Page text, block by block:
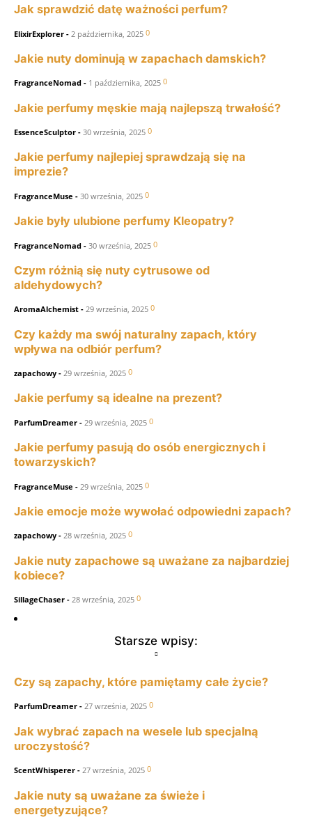
Jak sprawdzić datę ważności perfum?
ElixirExplorer - 2 października, 2025 0
Jakie nuty dominują w zapachach damskich?
FragranceNomad - 1 października, 2025 0
Jakie perfumy męskie mają najlepszą trwałość?
EssenceSculptor - 30 września, 2025 0
Jakie perfumy najlepiej sprawdzają się na
imprezie?
FragranceMuse - 30 września, 2025 0
Jakie były ulubione perfumy Kleopatry?
FragranceNomad - 30 września, 2025 0
Czym różnią się nuty cytrusowe od
aldehydowych?
AromaAlchemist - 29 września, 2025 0
Czy każdy ma swój naturalny zapach, który
wpływa na odbiór perfum?
zapachowy - 29 września, 2025 0
Jakie perfumy są idealne na prezent?
ParfumDreamer - 29 września, 2025 0
Jakie perfumy pasują do osób energicznych i
towarzyskich?
FragranceMuse - 29 września, 2025 0
Jakie emocje może wywołać odpowiedni zapach?
zapachowy - 28 września, 2025 0
Jakie nuty zapachowe są uważane za najbardziej
kobiece?
SillageChaser - 28 września, 2025 0
Starsze wpisy:
Czy są zapachy, które pamiętamy całe życie?
ParfumDreamer - 27 września, 2025 0
Jak wybrać zapach na wesele lub specjalną
uroczystość?
ScentWhisperer - 27 września, 2025 0
Jakie nuty są uważane za świeże i
energetyzujące?